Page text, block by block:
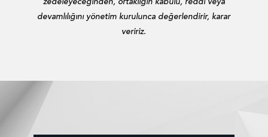
zedeleyeceğinden, ortaklığın kabulü, reddi veya
devamlılığını yönetim kurulunca değerlendirir, karar
veririz.